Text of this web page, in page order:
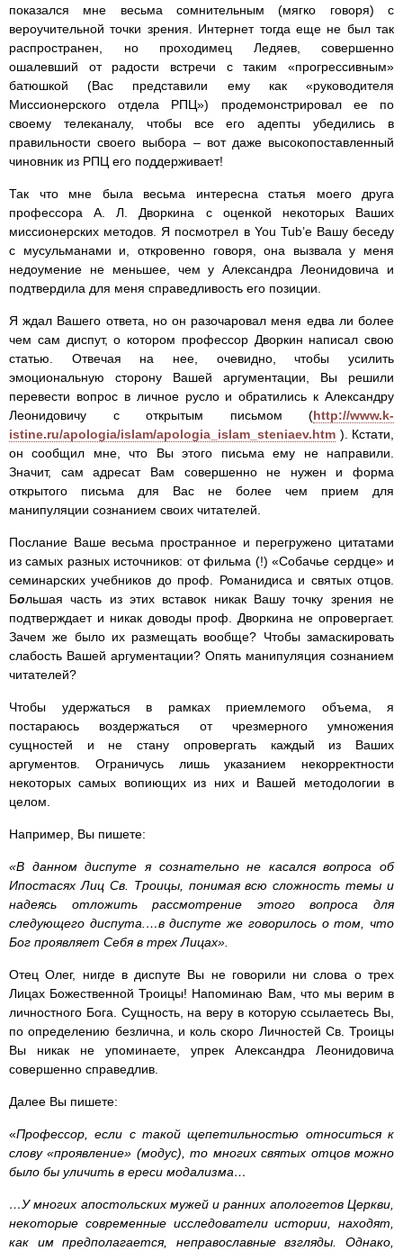
показался мне весьма сомнительным (мягко говоря) с
вероучительной точки зрения. Интернет тогда еще не был так
распространен, но проходимец Ледяев, совершенно
ошалевший от радости встречи с таким «прогрессивным»
батюшкой (Вас представили ему как «руководителя
Миссионерского отдела РПЦ») продемонстрировал ее по
своему телеканалу, чтобы все его адепты убедились в
правильности своего выбора – вот даже высокопоставленный
чиновник из РПЦ его поддерживает!
Так что мне была весьма интересна статья моего друга
профессора А. Л. Дворкина с оценкой некоторых Ваших
миссионерских методов. Я посмотрел в You Tub’е Вашу беседу
с мусульманами и, откровенно говоря, она вызвала у меня
недоумение не меньшее, чем у Александра Леонидовича и
подтвердила для меня справедливость его позиции.
Я ждал Вашего ответа, но он разочаровал меня едва ли более
чем сам диспут, о котором профессор Дворкин написал свою
статью. Отвечая на нее, очевидно, чтобы усилить
эмоциональную сторону Вашей аргументации, Вы решили
перевести вопрос в личное русло и обратились к Александру
Леонидовичу с открытым письмом (http://www.k-
istine.ru/apologia/islam/apologia_islam_steniaev.htm ). Кстати,
он сообщил мне, что Вы этого письма ему не направили.
Значит, сам адресат Вам совершенно не нужен и форма
открытого письма для Вас не более чем прием для
манипуляции сознанием своих читателей.
Послание Ваше весьма пространное и перегружено цитатами
из самых разных источников: от фильма (!) «Собачье сердце» и
семинарских учебников до проф. Романидиса и святых отцов.
Большая часть из этих вставок никак Вашу точку зрения не
подтверждает и никак доводы проф. Дворкина не опровергает.
Зачем же было их размещать вообще? Чтобы замаскировать
слабость Вашей аргументации? Опять манипуляция сознанием
читателей?
Чтобы удержаться в рамках приемлемого объема, я
постараюсь воздержаться от чрезмерного умножения
сущностей и не стану опровергать каждый из Ваших
аргументов. Ограничусь лишь указанием некорректности
некоторых самых вопиющих из них и Вашей методологии в
целом.
Например, Вы пишете:
«В данном диспуте я сознательно не касался вопроса об
Ипостасях Лиц Св. Троицы, понимая всю сложность темы и
надеясь отложить рассмотрение этого вопроса для
следующего диспута.…в диспуте же говорилось о том, что
Бог проявляет Себя в трех Лицах».
Отец Олег, нигде в диспуте Вы не говорили ни слова о трех
Лицах Божественной Троицы! Напоминаю Вам, что мы верим в
личностного Бога. Сущность, на веру в которую ссылаетесь Вы,
по определению безлична, и коль скоро Личностей Св. Троицы
Вы никак не упоминаете, упрек Александра Леонидовича
совершенно справедлив.
Далее Вы пишете:
«Профессор, если с такой щепетильностью относиться к
слову «проявление» (модус), то многих святых отцов можно
было бы уличить в ереси модализма…
…У многих апостольских мужей и ранних апологетов Церкви,
некоторые современные исследователи истории, находят,
как им предполагается, неправославные взгляды. Однако,